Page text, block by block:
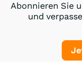
Abonnieren Sie
und